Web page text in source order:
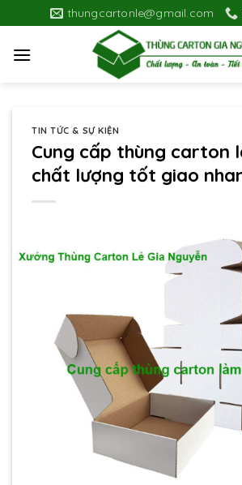
to
content
thungcartonle@gmail.com
TIN TỨC & SỰ KIỆN
Cung cấp thùng carton
chất lượng tốt giao